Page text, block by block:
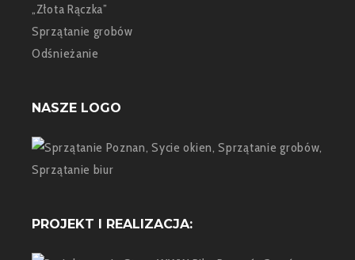
„Złota Rączka”
Sprzątanie grobów
Odśnieżanie
NASZE LOGO
PROJEKT I REALIZACJA: